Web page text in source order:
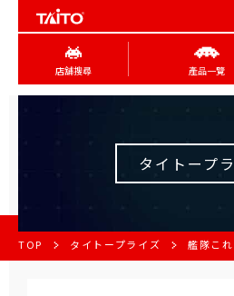
店舖搜尋 產品一覽
タイトープ
TOP タイトープライズ 艦隊こ